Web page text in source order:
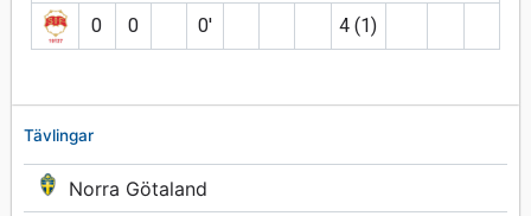
Tävlingar
Norra Götaland
0 0 0′ 4 (1)